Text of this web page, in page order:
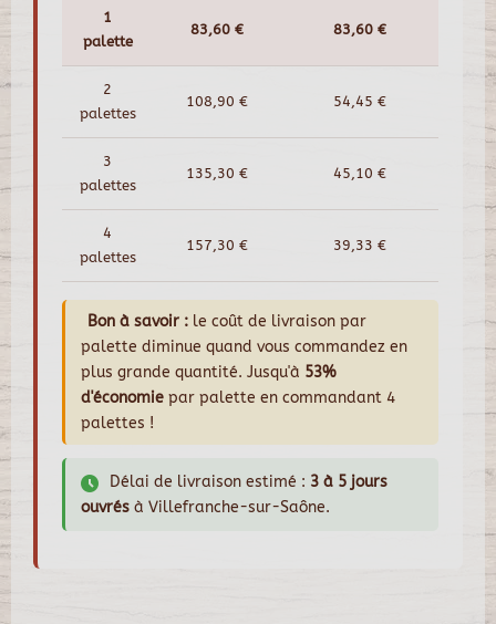
1
palette
83,60 € 83,60 €
2
palettes
108,90 € 54,45 €
3
palettes
135,30 € 45,10 €
4
palettes
157,30 € 39,33 €
Bon à savoir : le coût de livraison par
palette diminue quand vous commandez en
plus grande quantité. Jusqu'à 53%
d'économie par palette en commandant 4
palettes !
Délai de livraison estimé : 3 à 5 jours
ouvrés à Villefranche-sur-Saône.